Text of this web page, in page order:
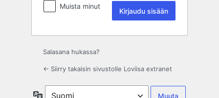
Muista minut
Salasana hukassa?
← Siirry takaisin sivustolle Loviisa extranet
Kieli